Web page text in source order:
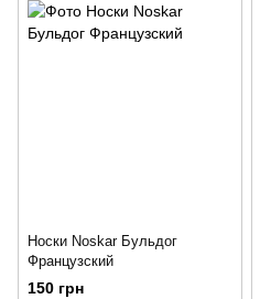
Носки Noskar Бульдог
Французский
150 грн